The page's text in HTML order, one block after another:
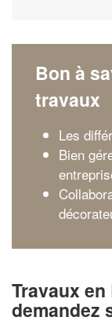
Bon à
travaux
Les
Bien
Travaux
demandez